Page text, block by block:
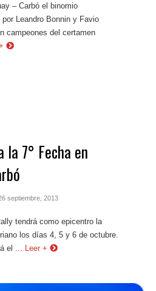
– Carbó el binomio
Leandro Bonnin y Favio
campeones del certamen
la 7° Fecha en
septiembre, 2013
tendrá como epicentro la
los días 4, 5 y 6 de octubre.
el ...
Leer +